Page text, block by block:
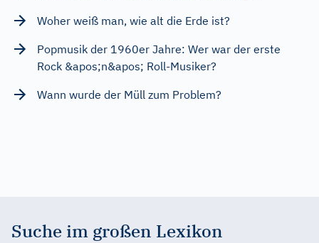
Woher weiß man, wie alt die Erde ist?
Popmusik der 1960er Jahre: Wer war der erste
Rock &apos;n&apos; Roll-Musiker?
Wann wurde der Müll zum Problem?
Suche im großen Lexikon